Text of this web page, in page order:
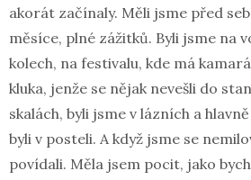
akorát začínaly. Měli jsme před
měsíce, plné zážitků. Byli jsme na
kolech, na festivalu, kde má
kluka, jenže se nějak nevešli do
skalách, byli jsme v lázních a
byli v posteli. A když jsme se
povídali. Měla jsem pocit, jako